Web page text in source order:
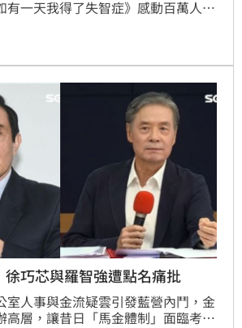
有一天我得了失智症》感動百萬人的
因為這時候當事人開始無法獨立處
而不是成為他晚年的風險。
巧芯與羅智強遭點名痛批
室人事與金流疑雲引發藍營內鬥，金
高層，讓昔日「馬金體制」面臨考